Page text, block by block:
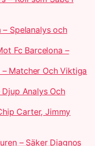
Spelanalys och
Fc Barcelona –
Matcher Och Viktiga
Analys Och
Carter, Jimmy
– Säker Diagnos